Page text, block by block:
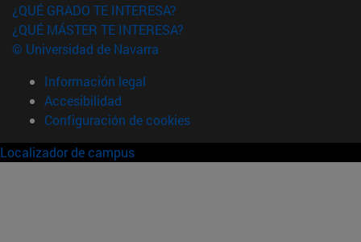
¿QUÉ GRADO TE INTERESA?
¿QUÉ MÁSTER TE INTERESA?
© Universidad de Navarra
Información legal
Accesibilidad
Configuración de cookies
Localizador de campus